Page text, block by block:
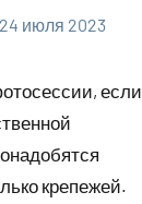
24 июля 2023
если
крепежей.